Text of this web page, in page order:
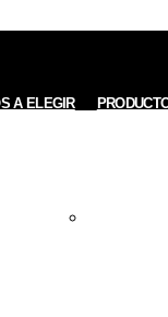
A ELEGIR